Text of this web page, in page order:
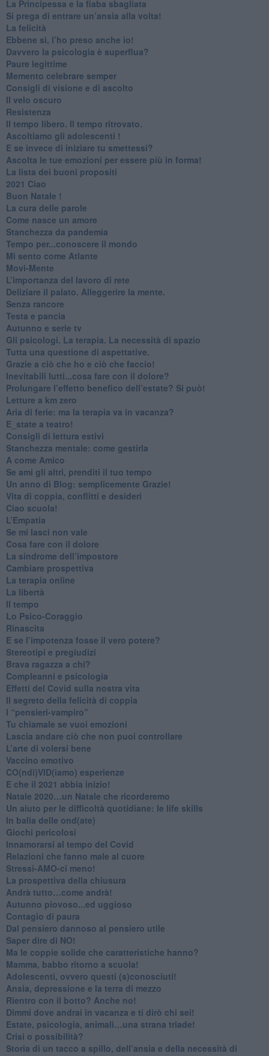
​La Principessa e la fiaba sbagliata
Si prega di entrare un’ansia alla volta!
​La felicità
​Ebbene sì, l’ho preso anche io!
​Davvero la psicologia è superflua?
Paure legittime
​Memento celebrare semper
​Consigli di visione e di ascolto
​Il velo oscuro
Resistenza
​Il tempo libero. Il tempo ritrovato.
Ascoltiamo gli adolescenti !
​E se invece di iniziare tu smettessi?
​Ascolta le tue emozioni per essere più in forma!
​La lista dei buoni propositi
2021 Ciao
Buon Natale !
​La cura delle parole
​Come nasce un amore
Stanchezza da pandemia
​Tempo per...conoscere il mondo
​Mi sento come Atlante
​Movi-Mente
​L’importanza del lavoro di rete
​Deliziare il palato. Alleggerire la mente.
​Senza rancore
​Testa e pancia
​Autunno e serie tv
​Gli psicologi. La terapia. La necessità di spazio
​Tutta una questione di aspettative.
​Grazie a ciò che ho e ciò che faccio!
​Inevitabili lutti...cosa fare con il dolore?
Prolungare l’effetto benefico dell’estate? Si può!
​Letture a km zero
​Aria di ferie: ma la terapia va in vacanza?
​E_state a teatro!
​Consigli di lettura estivi
​Stanchezza mentale: come gestirla
​A come Amico
​Se ami gli altri, prenditi il tuo tempo
​Un anno di Blog: semplicemente Grazie!
​Vita di coppia, conflitti e desideri
​Ciao scuola!
​L’Empatia
​Se mi lasci non vale
Cosa fare con il dolore
​La sindrome dell’impostore
​Cambiare prospettiva
La terapia online
La libertà
​Il tempo
​Lo Psico-Coraggio
Rinascita
​E se l’impotenza fosse il vero potere?
Stereotipi e pregiudizi
​Brava ragazza a chi?
​Compleanni e psicologia
Effetti del Covid sulla nostra vita
Il segreto della felicità di coppia
​I “pensieri-vampiro”
​Tu chiamale se vuoi emozioni
​Lascia andare ciò che non puoi controllare
L’arte di volersi bene
​Vaccino emotivo
CO(ndi)VID(iamo) esperienze
​E che il 2021 abbia inizio!
​Natale 2020…un Natale che ricorderemo
Un aiuto per le difficoltà quotidiane: le life skills
​In balia delle ond(ate)
Giochi pericolosi
Innamorarsi al tempo del Covid
​Relazioni che fanno male al cuore
​Stressi-AMO-ci meno!
​La prospettiva della chiusura
​Andrà tutto…come andrà!
Autunno piovoso...ed uggioso
​Contagio di paura
​Dal pensiero dannoso al pensiero utile
​Saper dire di NO!
​Ma le coppie solide che caratteristiche hanno?
​Mamma, babbo ritorno a scuola!
Adolescenti, ovvero questi (s)conosciuti!
Ansia, depressione e la terra di mezzo
​Rientro con il botto? Anche no!
Dimmi dove andrai in vacanza e ti dirò chi sei!
​Estate, psicologia, animali…una strana triade!
​Crisi o possibilità?
​Storia di un tacco a spillo, dell’ansia e della necessità di